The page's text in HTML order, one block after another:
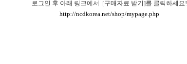
로그인 후 아래 링크에서 [구매자료 받기]를 클릭하세요!
http://ncdkorea.net/shop/mypage.php